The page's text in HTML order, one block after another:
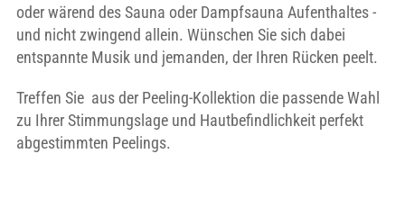
oder wärend des Sauna oder Dampfsauna Aufenthaltes -
und nicht zwingend allein. Wünschen Sie sich dabei
entspannte Musik und jemanden, der Ihren Rücken peelt.
Treffen Sie aus der Peeling-Kollektion die passende Wahl
zu Ihrer Stimmungslage und Hautbefindlichkeit perfekt
abgestimmten Peelings.